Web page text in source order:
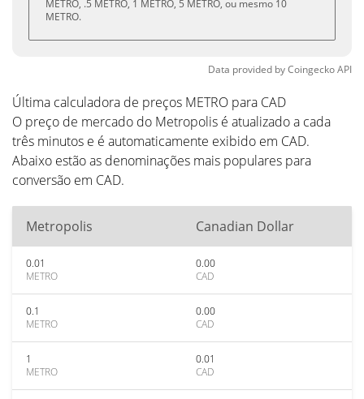
METRO, .5 METRO, 1 METRO, 5 METRO, ou mesmo 10
METRO.
Data provided byCoingeckoAPI
Última calculadora de preços METRO para CAD
O preço de mercado do Metropolis é atualizado a cada
três minutos e é automaticamente exibido em CAD.
Abaixo estão as denominações mais populares para
conversão em CAD.
Metropolis Canadian Dollar
0.01
METRO
0.00
CAD
0.1
METRO
0.00
CAD
1
METRO
0.01
CAD